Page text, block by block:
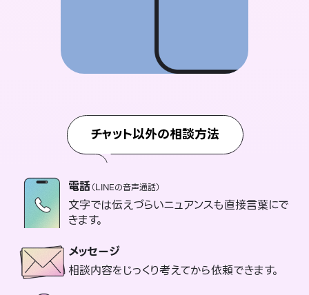
チャット以外の相談方法
電話（LINEの音声通話）
文字では伝えづらいニュアンスも直接言葉にで
きます。
メッセージ
相談内容をじっくり考えてから依頼できます。